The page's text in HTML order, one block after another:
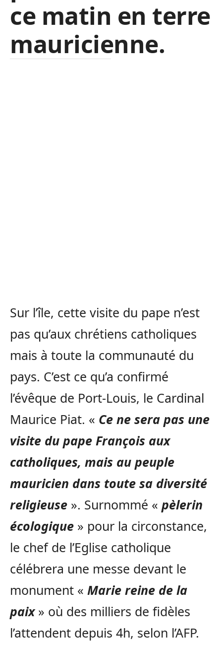
ce matin en terre
mauricienne.
Sur l’île, cette visite du pape n’est
pas qu’aux chrétiens catholiques
mais à toute la communauté du
pays. C’est ce qu’a confirmé
l’évêque de Port-Louis, le Cardinal
Maurice Piat. « Ce ne sera pas une
visite du pape François aux
catholiques, mais au peuple
mauricien dans toute sa diversité
religieuse ». Surnommé « pèlerin
écologique » pour la circonstance,
le chef de l’Eglise catholique
célébrera une messe devant le
monument « Marie reine de la
paix» où des milliers de fidèles
l’attendent depuis 4h, selon l’AFP.